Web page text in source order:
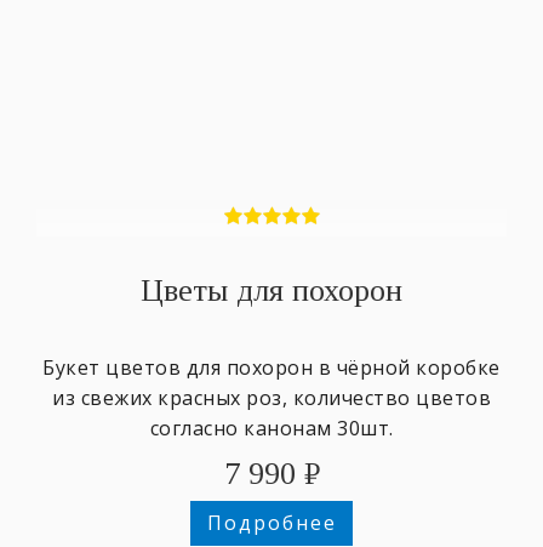
Цветы для похорон
Букет цветов для похорон в чёрной коробке
из свежих красных роз, количество цветов
согласно канонам 30шт.
7 990 ₽
Подробнее